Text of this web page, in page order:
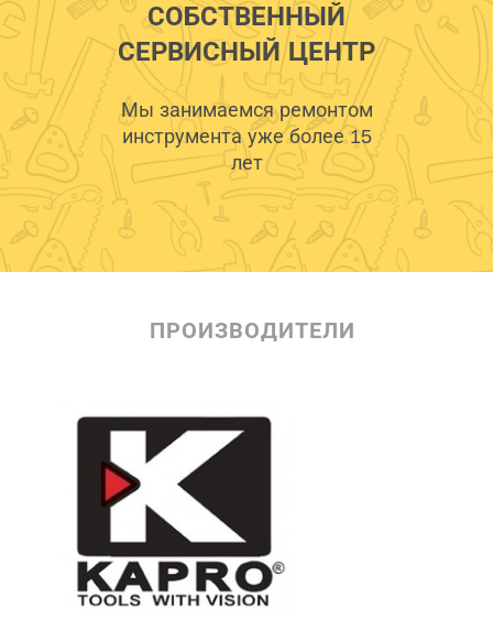
СОБСТВЕННЫЙ
СЕРВИСНЫЙ ЦЕНТР
Мы занимаемся ремонтом
инструмента уже более 15
лет
ПРОИЗВОДИТЕЛИ